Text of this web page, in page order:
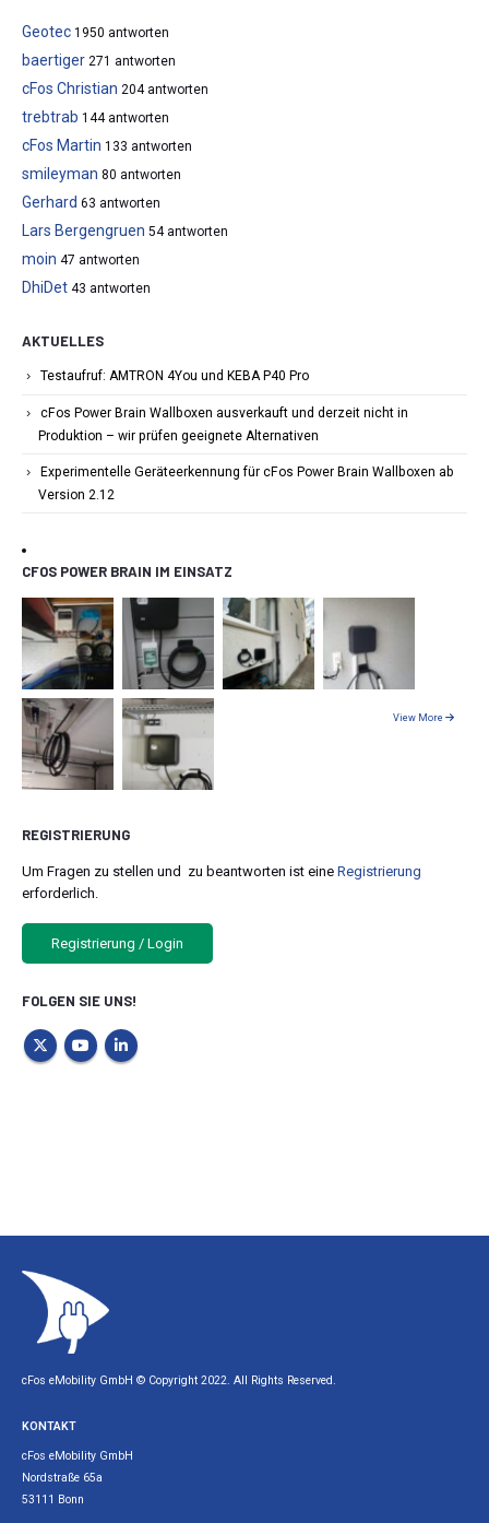
Geotec 1950 antworten
baertiger 271 antworten
cFos Christian 204 antworten
trebtrab 144 antworten
cFos Martin 133 antworten
smileyman 80 antworten
Gerhard 63 antworten
Lars Bergengruen 54 antworten
moin 47 antworten
DhiDet 43 antworten
AKTUELLES
Testaufruf: AMTRON 4You und KEBA P40 Pro
cFos Power Brain Wallboxen ausverkauft und derzeit nicht in
Produktion – wir prüfen geeignete Alternativen
Experimentelle Geräteerkennung für cFos Power Brain Wallboxen ab
Version 2.12
CFOS POWER BRAIN IM EINSATZ
View More
REGISTRIERUNG
Um Fragen zu stellen und zu beantworten ist eine Registrierung
erforderlich.
Registrierung / Login
FOLGEN SIE UNS!
cFos eMobility GmbH © Copyright 2022. All Rights Reserved.
KONTAKT
cFos eMobility GmbH
Nordstraße 65a
53111 Bonn